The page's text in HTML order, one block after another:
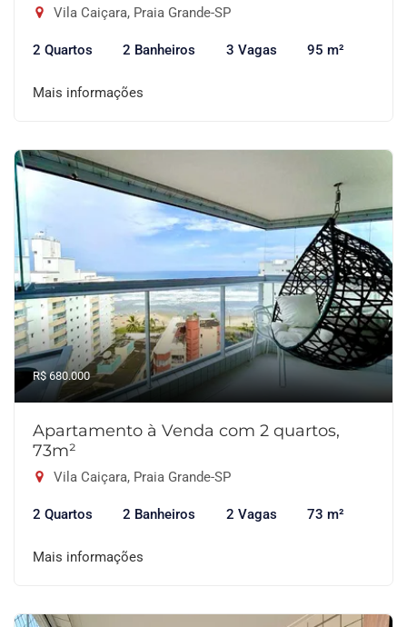
Vila Caiçara, Praia Grande-SP
2 Quartos 2 Banheiros 3 Vagas 95 m²
Mais informações
R$ 680.000
Apartamento à Venda com 2 quartos,
73m²
Vila Caiçara, Praia Grande-SP
2 Quartos 2 Banheiros 2 Vagas 73 m²
Mais informações